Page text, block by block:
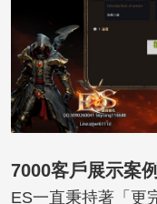
7000客戶展示案
ES一直秉持著「更